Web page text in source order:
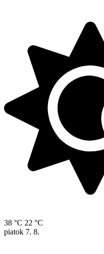
38 °C 22 °C
piatok 7. 8.